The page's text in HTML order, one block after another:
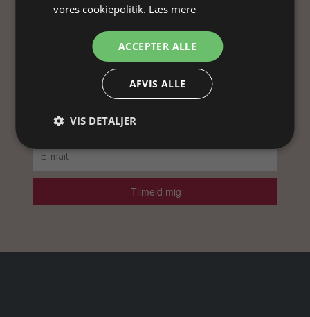
Tilmeld dig vores nyhedsbrev og få
inspiration, gode tilbud og tips til din
smykkefremstilling.
Ved at tilmelde dig vores nyhedsbrev, accepterer
du vorespersondatapolitik
Tilmeld mig
vores cookiepolitik. Læs mere
ACCEPTER ALLE
AFVIS ALLE
VIS DETALJER